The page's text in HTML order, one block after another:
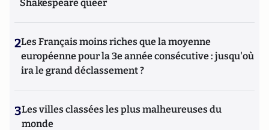
Shakespeare queer
2Les Français moins riches que la moyenne
européenne pour la 3e année consécutive : jusqu'où
ira le grand déclassement ?
3Les villes classées les plus malheureuses du
monde